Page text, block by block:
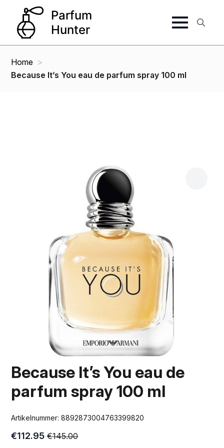
Home
Because It’s You eau de parfum spray 100 ml
Because It’s You eau de
parfum spray 100 ml
Artikelnummer:8892873004763399820
€145.00
Oorspronkelijke
€112.95
Huidige